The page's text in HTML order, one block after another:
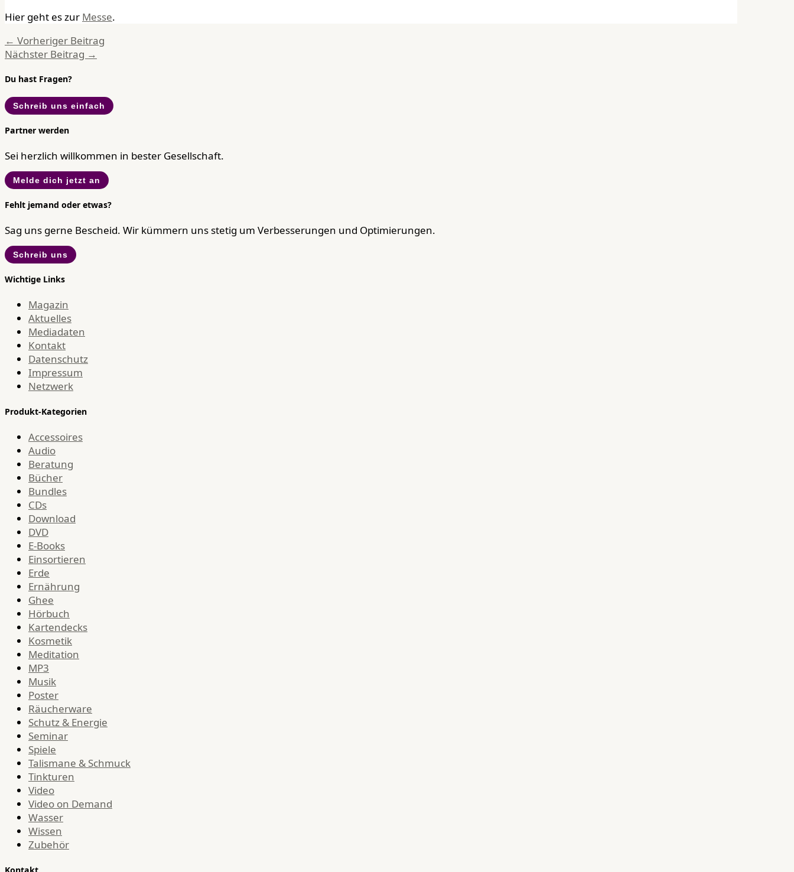
Hier geht es zur Messe.
← Vorheriger Beitrag
Nächster Beitrag →
Du hast Fragen?
Schreib uns einfach
Partner werden
Sei herzlich willkommen in bester Gesellschaft.
Melde dich jetzt an
Fehlt jemand oder etwas?
Sag uns gerne Bescheid. Wir kümmern uns stetig um Verbesserungen und Optimierungen.
Schreib uns
Wichtige Links
Magazin
Aktuelles
Mediadaten
Kontakt
Datenschutz
Impressum
Netzwerk
Produkt-Kategorien
Accessoires
Audio
Beratung
Bücher
Bundles
CDs
Download
DVD
E-Books
Einsortieren
Erde
Ernährung
Ghee
Hörbuch
Kartendecks
Kosmetik
Meditation
MP3
Musik
Poster
Räucherware
Schutz & Energie
Seminar
Spiele
Talismane & Schmuck
Tinkturen
Video
Video on Demand
Wasser
Wissen
Zubehör